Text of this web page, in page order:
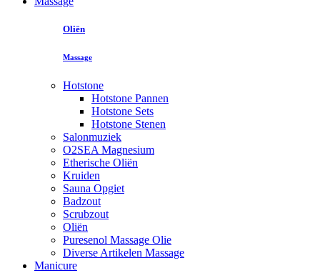
Oliën
Massage
Hotstone
Hotstone Pannen
Hotstone Sets
Hotstone Stenen
Salonmuziek
O2SEA Magnesium
Etherische Oliën
Kruiden
Sauna Opgiet
Badzout
Scrubzout
Oliën
Puresenol Massage Olie
Diverse Artikelen Massage
Manicure